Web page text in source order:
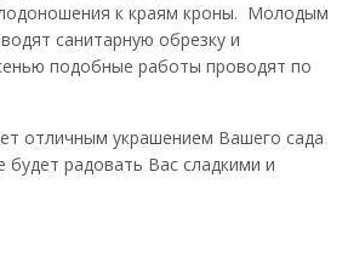
к краям кроны. Молодым
санитарную обрезку и
подобные работы проводят по
отличным украшением Вашего сада
будет радовать Вас сладкими и